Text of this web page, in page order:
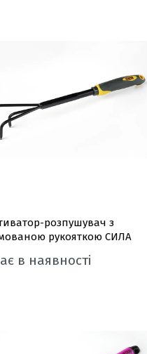
розпушувач з
рукояткою СИЛА
в наявності